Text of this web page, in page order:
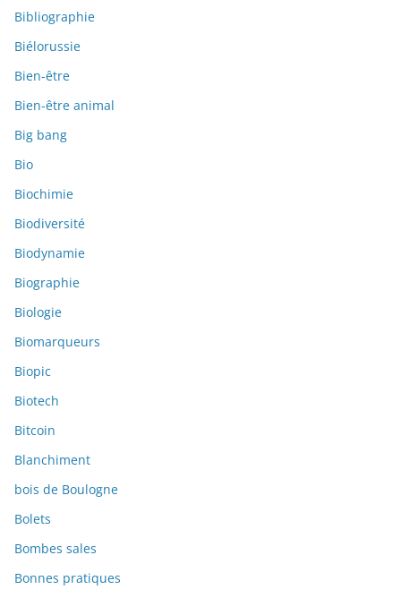
Bibliographie
Biélorussie
Bien-être
Bien-être animal
Big bang
Bio
Biochimie
Biodiversité
Biodynamie
Biographie
Biologie
Biomarqueurs
Biopic
Biotech
Bitcoin
Blanchiment
bois de Boulogne
Bolets
Bombes sales
Bonnes pratiques